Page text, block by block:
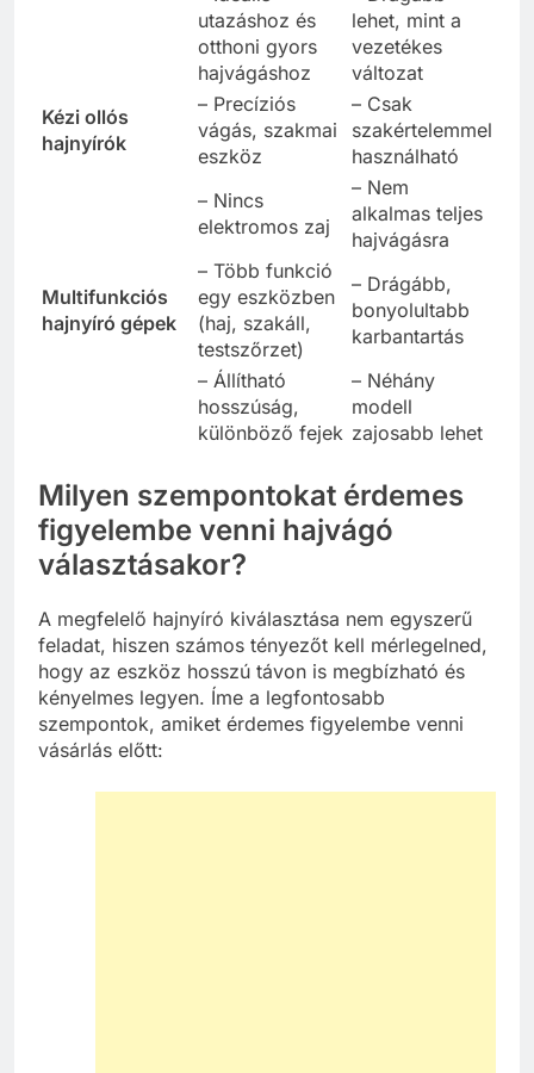
utazáshoz és
otthoni gyors
hajvágáshoz
lehet, mint a
vezetékes
változat
Kézi ollós
hajnyírók
– Precíziós
vágás, szakmai
eszköz
– Csak
szakértelemmel
használható
– Nincs
elektromos zaj
– Nem
alkalmas teljes
hajvágásra
Multifunkciós
hajnyíró gépek
– Több funkció
egy eszközben
(haj, szakáll,
testszőrzet)
– Drágább,
bonyolultabb
karbantartás
– Állítható
hosszúság,
különböző fejek
– Néhány
modell
zajosabb lehet
Milyen szempontokat érdemes
figyelembe venni hajvágó
választásakor?
A megfelelő hajnyíró kiválasztása nem egyszerű
feladat, hiszen számos tényezőt kell mérlegelned,
hogy az eszköz hosszú távon is megbízható és
kényelmes legyen. Íme a legfontosabb
szempontok, amiket érdemes figyelembe venni
vásárlás előtt: